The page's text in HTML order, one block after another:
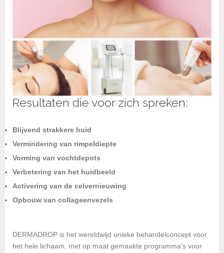
Resultaten die voor zich spreken:
Blijvend strakkere huid
Vermindering van rimpeldiepte
Vorming van vochtdepots
Verbetering van het huidbeeld
Activering van de celvernieuwing
Opbouw van collageenvezels
DERMADROP is het wereldwijd unieke behandelconcept voor
het hele lichaam, met op maat gemaakte programma’s voor